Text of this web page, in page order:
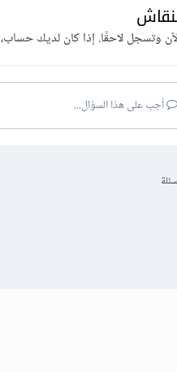
وتسجل لاحقًا. إذا كان لديك حساب،
أجب على هذا السؤال...